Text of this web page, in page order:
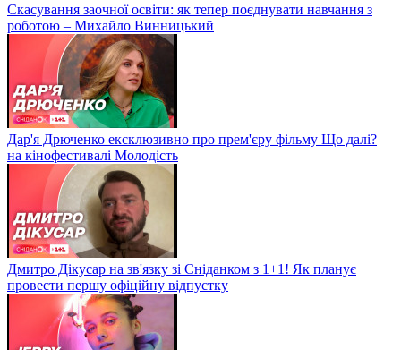
Скасування заочної освіти: як тепер поєднувати навчання з
роботою – Михайло Винницький
Дар'я Дрюченко ексклюзивно про прем'єру фільму Що далі?
на кінофестивалі Молодість
Дмитро Дікусар на зв'язку зі Сніданком з 1+1! Як планує
провести першу офіційну відпустку